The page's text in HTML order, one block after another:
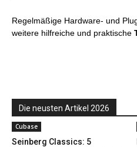
Regelmäßige Hardware- und
weitere hilfreiche und praktische
Die neusten Artikel 2026
Cubase
Seinberg Classics: 5